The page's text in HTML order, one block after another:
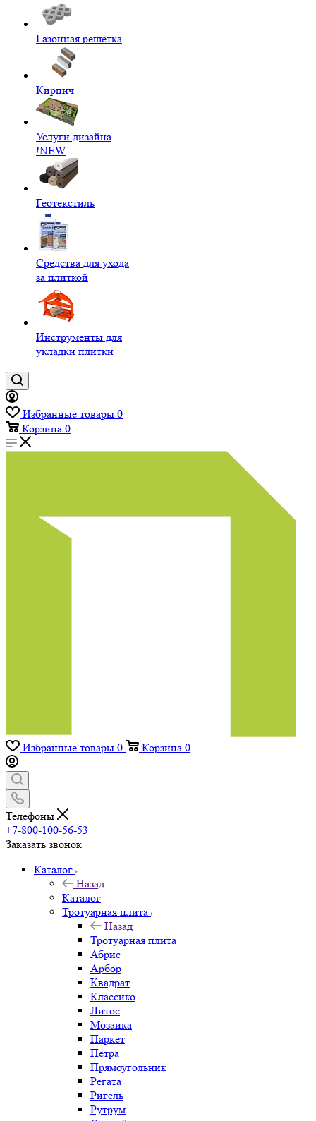
Газонная решетка
Кирпич
Услуги дизайна
!NEW
Геотекстиль
Средства для ухода
за плиткой
Инструменты для
укладки плитки
Избранные товары 0
Корзина 0
Избранные товары 0 Корзина 0
Телефоны
+7-800-100-56-53
Заказать звонок
Каталог
Назад
Каталог
Тротуарная плита
Назад
Тротуарная плита
Абрис
Арбор
Квадрат
Классико
Литос
Мозаика
Паркет
Петра
Прямоугольник
Регата
Ригель
Рутрум